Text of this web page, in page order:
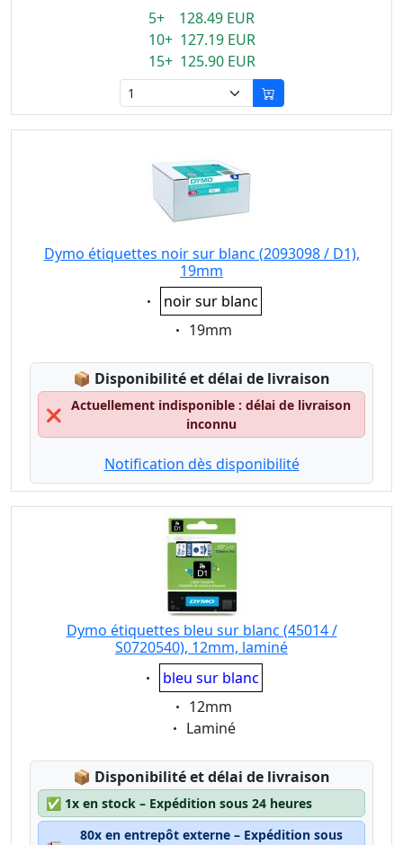
5+ 128.49 EUR
10+ 127.19 EUR
15+ 125.90 EUR
Dymo étiquettes noir sur blanc (2093098 / D1),
19mm
Eigenschaft:
noir sur blanc
Eigenschaft:
19mm
📦 Lagerstatus:
Disponibilité et délai de livraison
❌
Actuellement indisponible : délai de livraison
inconnu
Notification dès disponibilité
Dymo étiquettes bleu sur blanc (45014 /
S0720540), 12mm, laminé
Eigenschaft:
bleu sur blanc
Eigenschaft:
12mm
Eigenschaft:
Laminé
📦 Lagerstatus:
Disponibilité et délai de livraison
✅ 1x en stock – Expédition sous 24 heures
80x en entrepôt externe – Expédition sous